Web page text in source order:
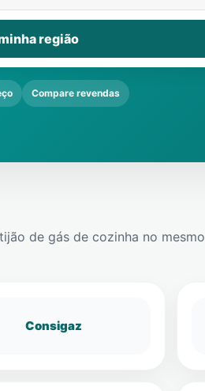
região
Compare revendas
de gás de cozinha no
Consigaz